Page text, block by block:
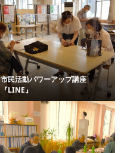
市民活動パワーアップ講座
『LINE』